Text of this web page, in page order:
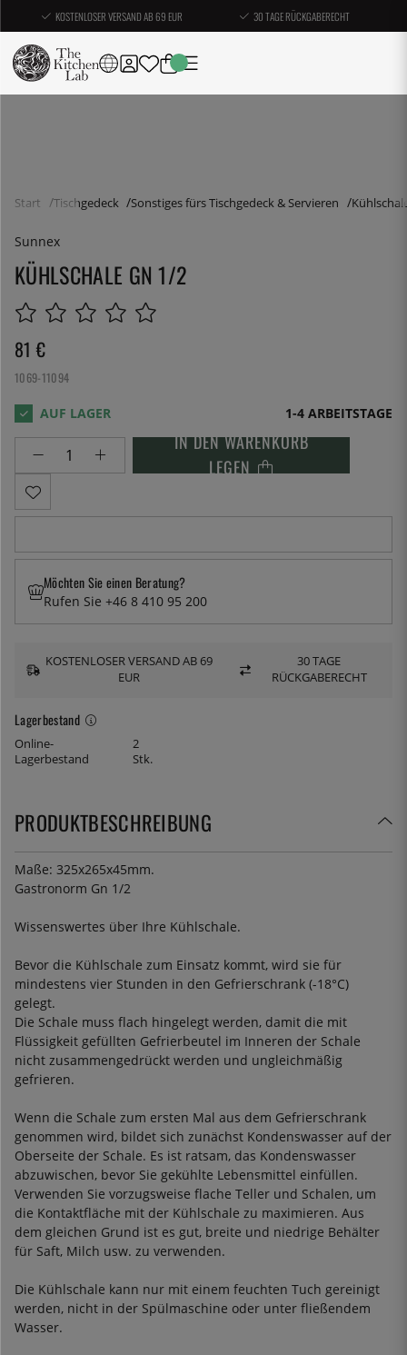
KOSTENLOSER VERSAND AB 69 EUR 30 TAGE RÜCKGABERECHT
Start Tischgedeck Sonstiges fürs Tischgedeck & Servieren
Sunnex
KÜHLSCHALE GN 1/2
81 €
1069-11094
1-4 ARBEITSTAGE
IN DEN WARENKORB
LEGEN
Lagerbestand
Online-
Lagerbestand
2
Stk.
Möchten Sie einen Beratung?
Rufen Sie +46 8 410 95 200
KOSTENLOSER VERSAND AB 69
EUR
30 TAGE
RÜCKGABERECHT
PRODUKTBESCHREIBUNG
Maße: 325x265x45mm.
Gastronorm Gn 1/2
Wissenswertes über Ihre Kühlschale.
Bevor die Kühlschale zum Einsatz kommt, wird sie für
mindestens vier Stunden in den Gefrierschrank (-18°C)
gelegt.
Die Schale muss flach hingelegt werden, damit die mit
Flüssigkeit gefüllten Gefrierbeutel im Inneren der Schale
nicht zusammengedrückt werden und ungleichmäßig
gefrieren.
Wenn die Schale zum ersten Mal aus dem Gefrierschrank
genommen wird, bildet sich zunächst Kondenswasser auf der
Oberseite der Schale. Es ist ratsam, das Kondenswasser
abzuwischen, bevor Sie gekühlte Lebensmittel einfüllen.
Verwenden Sie vorzugsweise flache Teller und Schalen, um
die Kontaktfläche mit der Kühlschale zu maximieren. Aus
dem gleichen Grund ist es gut, breite und niedrige Behälter
für Saft, Milch usw. zu verwenden.
Die Kühlschale kann nur mit einem feuchten Tuch gereinigt
werden, nicht in der Spülmaschine oder unter fließendem
Wasser.